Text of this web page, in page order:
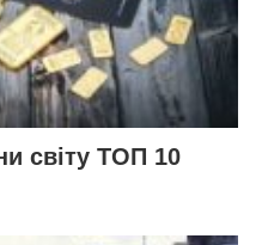
світу ТОП 10